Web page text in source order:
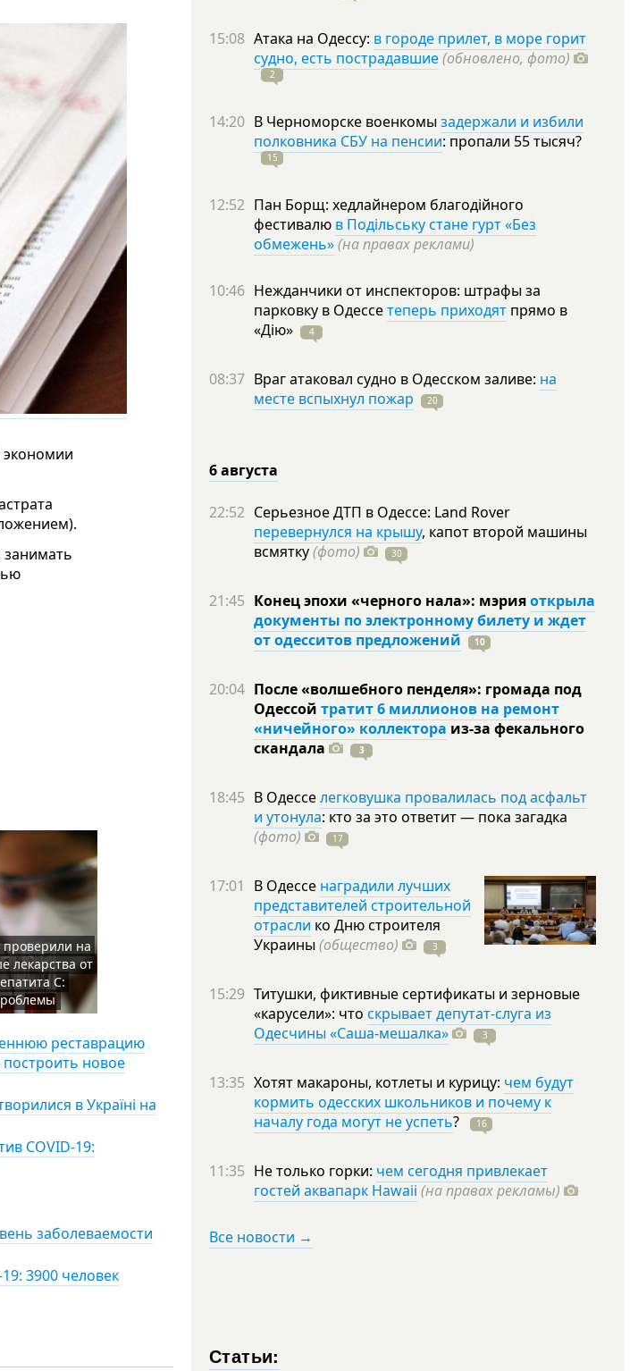
на
лекарства от
С:
реставрацию
новое
в Україні на
COVID-19:
заболеваемости
3900 человек
15:08 Атака на Одессу: в городе прилет, в море горит
судно, есть пострадавшие(обновлено, фото)
2
14:20 В Черноморске военкомы задержали и избили
полковника СБУ на пенсии: пропали 55тысяч?
15
12:52 Пан Борщ: хедлайнером благодійного
фестивалю в Подільську стане гурт «Без
обмежень»(на правах реклами)
10:46 Нежданчики от инспекторов: штрафы за
парковку в Одессетеперь приходят прямо в
«Дію»
4
08:37 Враг атаковал судно в Одесском заливе: на
месте вспыхнул пожар
20
6 августа
22:52 Серьезное ДТП в Одессе: Land Rover
перевернулся на крышу, капот второй машины
всмятку(фото) 30
21:45 Конец эпохи «черного нала»: мэрияоткрыла
документы по электронному билету и ждет
от одесситов предложений
10
20:04 После «волшебного пенделя»: громада под
Одессой тратит 6 миллионов на ремонт
«ничейного» коллектора из-за фекального
скандала
3
18:45 В Одесселегковушка провалилась под асфальт
и утонула: кто за это ответит — пока загадка
(фото)
17
17:01 В Одессе наградили лучших
представителей строительной
отрасли ко Дню строителя
Украины (общество) 3
15:29 Титушки, фиктивные сертификаты и зерновые
«карусели»: что скрывает депутат-слуга из
Одесчины «Саша-мешалка»
3
13:35 Хотят макароны, котлеты и курицу: чем будут
кормить одесских школьников и почему к
началу года могут не успеть? 16
11:35 Не только горки: чем сегодня привлекает
гостей аквапарк Hawaii (на правах рекламы)
Все новости →
Статьи: